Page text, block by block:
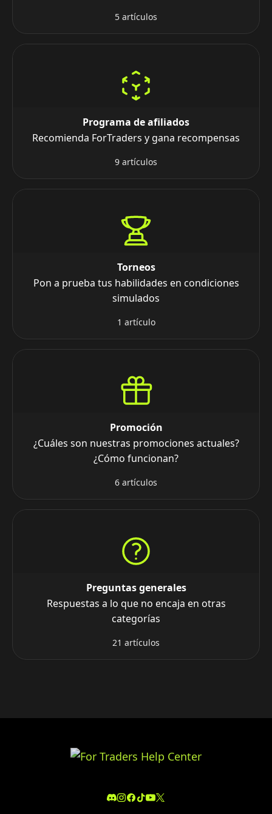
5 artículos
Programa de afiliados
Recomienda ForTraders y gana recompensas
9 artículos
Torneos
Pon a prueba tus habilidades en condiciones
simulados
1 artículo
Promoción
¿Cuáles son nuestras promociones actuales?
¿Cómo funcionan?
6 artículos
Preguntas generales
Respuestas a lo que no encaja en otras
categorías
21 artículos